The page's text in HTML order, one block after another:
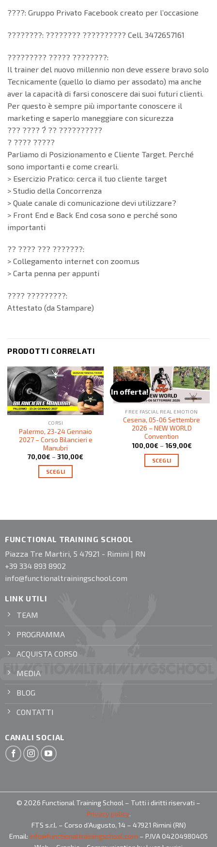
????: Gruppo Privato Facebook creato per l’occasione
????????: ???????? ?????????? Cell. 3472657161
????????? ????? ????????:
Il trainer del nuovo millennio non deve essere bravo solo
Tecnicamente (quello lo diamo per assodato) ma anche
aver la capacità di farsi conoscere dai suoi futuri clienti.
Per questo è sempre più importante conoscere il
marketing e saperlo maneggiare con sicurezza
??? ???? ?̀ ?? ??????????
? ???? ?????
Parliamo di Posizionamento e Cliente Target. Perché
sono importanti e come crearli.
> Esercizio Pratico: cerca il tuo cliente target
> Studio della Concorrenza
> Quale canale di comunicazione devi utilizzare?
> Front End e Back End cosa sono e perché sono
importanti
?? ???? ??? ???????:
> Collegamento internet con zoom.us
> Carta penna per appunti
???? ?????????:
Attestato (da Stampare)
PRODOTTI CORRELATI
CORSI
Palermo, 23-24 Gennaio
2027 – Corso Bilancieri e
Manubri
70,00€ – 310,00€
SCEGLI
In offerta!
FREE FASCIAL REAL EMOTION
Cesena, 05-06 Settembre
2026 – NEW WORLD
Convention
100,00€ – 169,00€
SCEGLI
FUNCTIONAL TRAINING SCHOOL
Piazza Tre Martiri, 5 47921 - Rimini | RN
+39 334 893 8902
info@functionaltrainingschool.com
LINK UTILI
TEAM
PROGRAMMA
ACQUISTA CORSO
MEDIA
BLOG
CONTATTI
CANALI SOCIAL
© 2026 Functional Training School – Tutti i diritti riservati –
Privacy policy.
FTS s.r.l. – Corso d’Augusto, 14 – 47921 Rimini (RN)
Email: info@functionaltrainingschool.com – P.IVA 04204980405